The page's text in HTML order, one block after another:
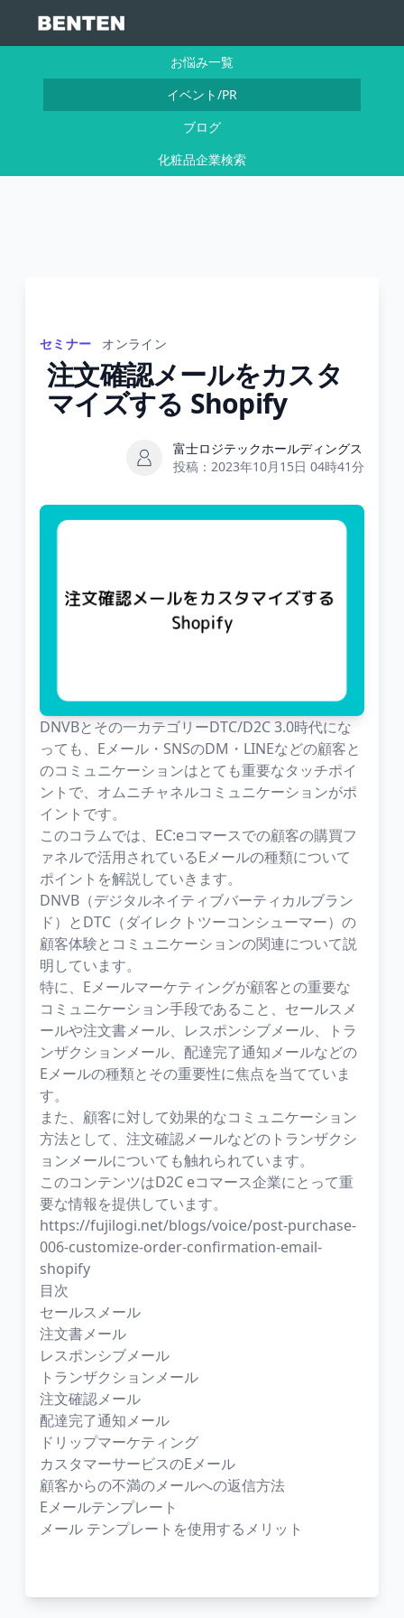
お悩み一覧
イベント/PR
ブログ
化粧品企業検索
セミナー オンライン
注文確認メールをカスタ
マイズする Shopify
富士ロジテックホールディングス
投稿： 2023年10月15日 04時41分
DNVBとその一カテゴリーDTC/D2C 3.0時代にな
っても、Eメール・SNSのDM・LINEなどの顧客と
のコミュニケーションはとても重要なタッチポイ
ントで、オムニチャネルコミュニケーションがポ
イントです。
このコラムでは、EC:eコマースでの顧客の購買フ
ァネルで活用されているEメールの種類について
ポイントを解説していきます。
DNVB（デジタルネイティブバーティカルブラン
ド）とDTC（ダイレクトツーコンシューマー）の
顧客体験とコミュニケーションの関連について説
明しています。
特に、Eメールマーケティングが顧客との重要な
コミュニケーション手段であること、セールスメ
ールや注文書メール、レスポンシブメール、トラ
ンザクションメール、配達完了通知メールなどの
Eメールの種類とその重要性に焦点を当てていま
す。
また、顧客に対して効果的なコミュニケーション
方法として、注文確認メールなどのトランザクシ
ョンメールについても触れられています。
このコンテンツはD2C eコマース企業にとって重
要な情報を提供しています。
https://fujilogi.net/blogs/voice/post-purchase-
006-customize-order-confirmation-email-
shopify
目次
セールスメール
注文書メール
レスポンシブメール
トランザクションメール
注文確認メール
配達完了通知メール
ドリップマーケティング
カスタマーサービスのEメール
顧客からの不満のメールへの返信方法
Eメールテンプレート
メール テンプレートを使用するメリット